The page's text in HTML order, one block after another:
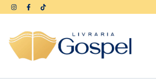
| Seus dados protegidos